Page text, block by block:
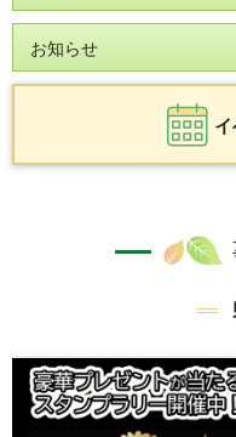
お知らせ